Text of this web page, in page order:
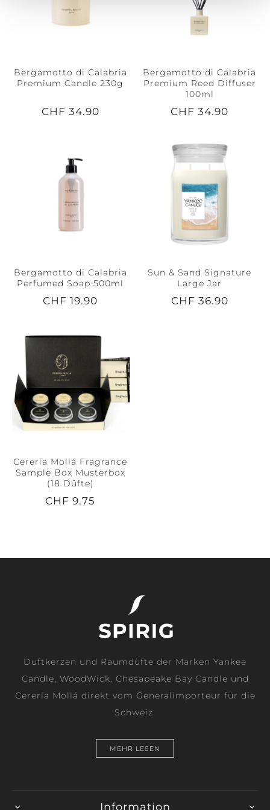
Bergamotto di Calabria
Premium Candle 230g
CHF 34.90
Bergamotto di Calabria
Premium Reed Diffuser
100ml
CHF 34.90
Bergamotto di Calabria
Perfumed Soap 500ml
CHF 19.90
Sun & Sand Signature
Large Jar
CHF 36.90
Cerería Mollá Fragrance
Sample Box Musterbox
(18 Düfte)
CHF 9.75
Duftkerzen und Raumdüfte der Marken Yankee
Candle, WoodWick, Chesapeake Bay Candle und
Cerería Mollá direkt vom Generalimporteur für die
Schweiz.
MEHR LESEN
Information